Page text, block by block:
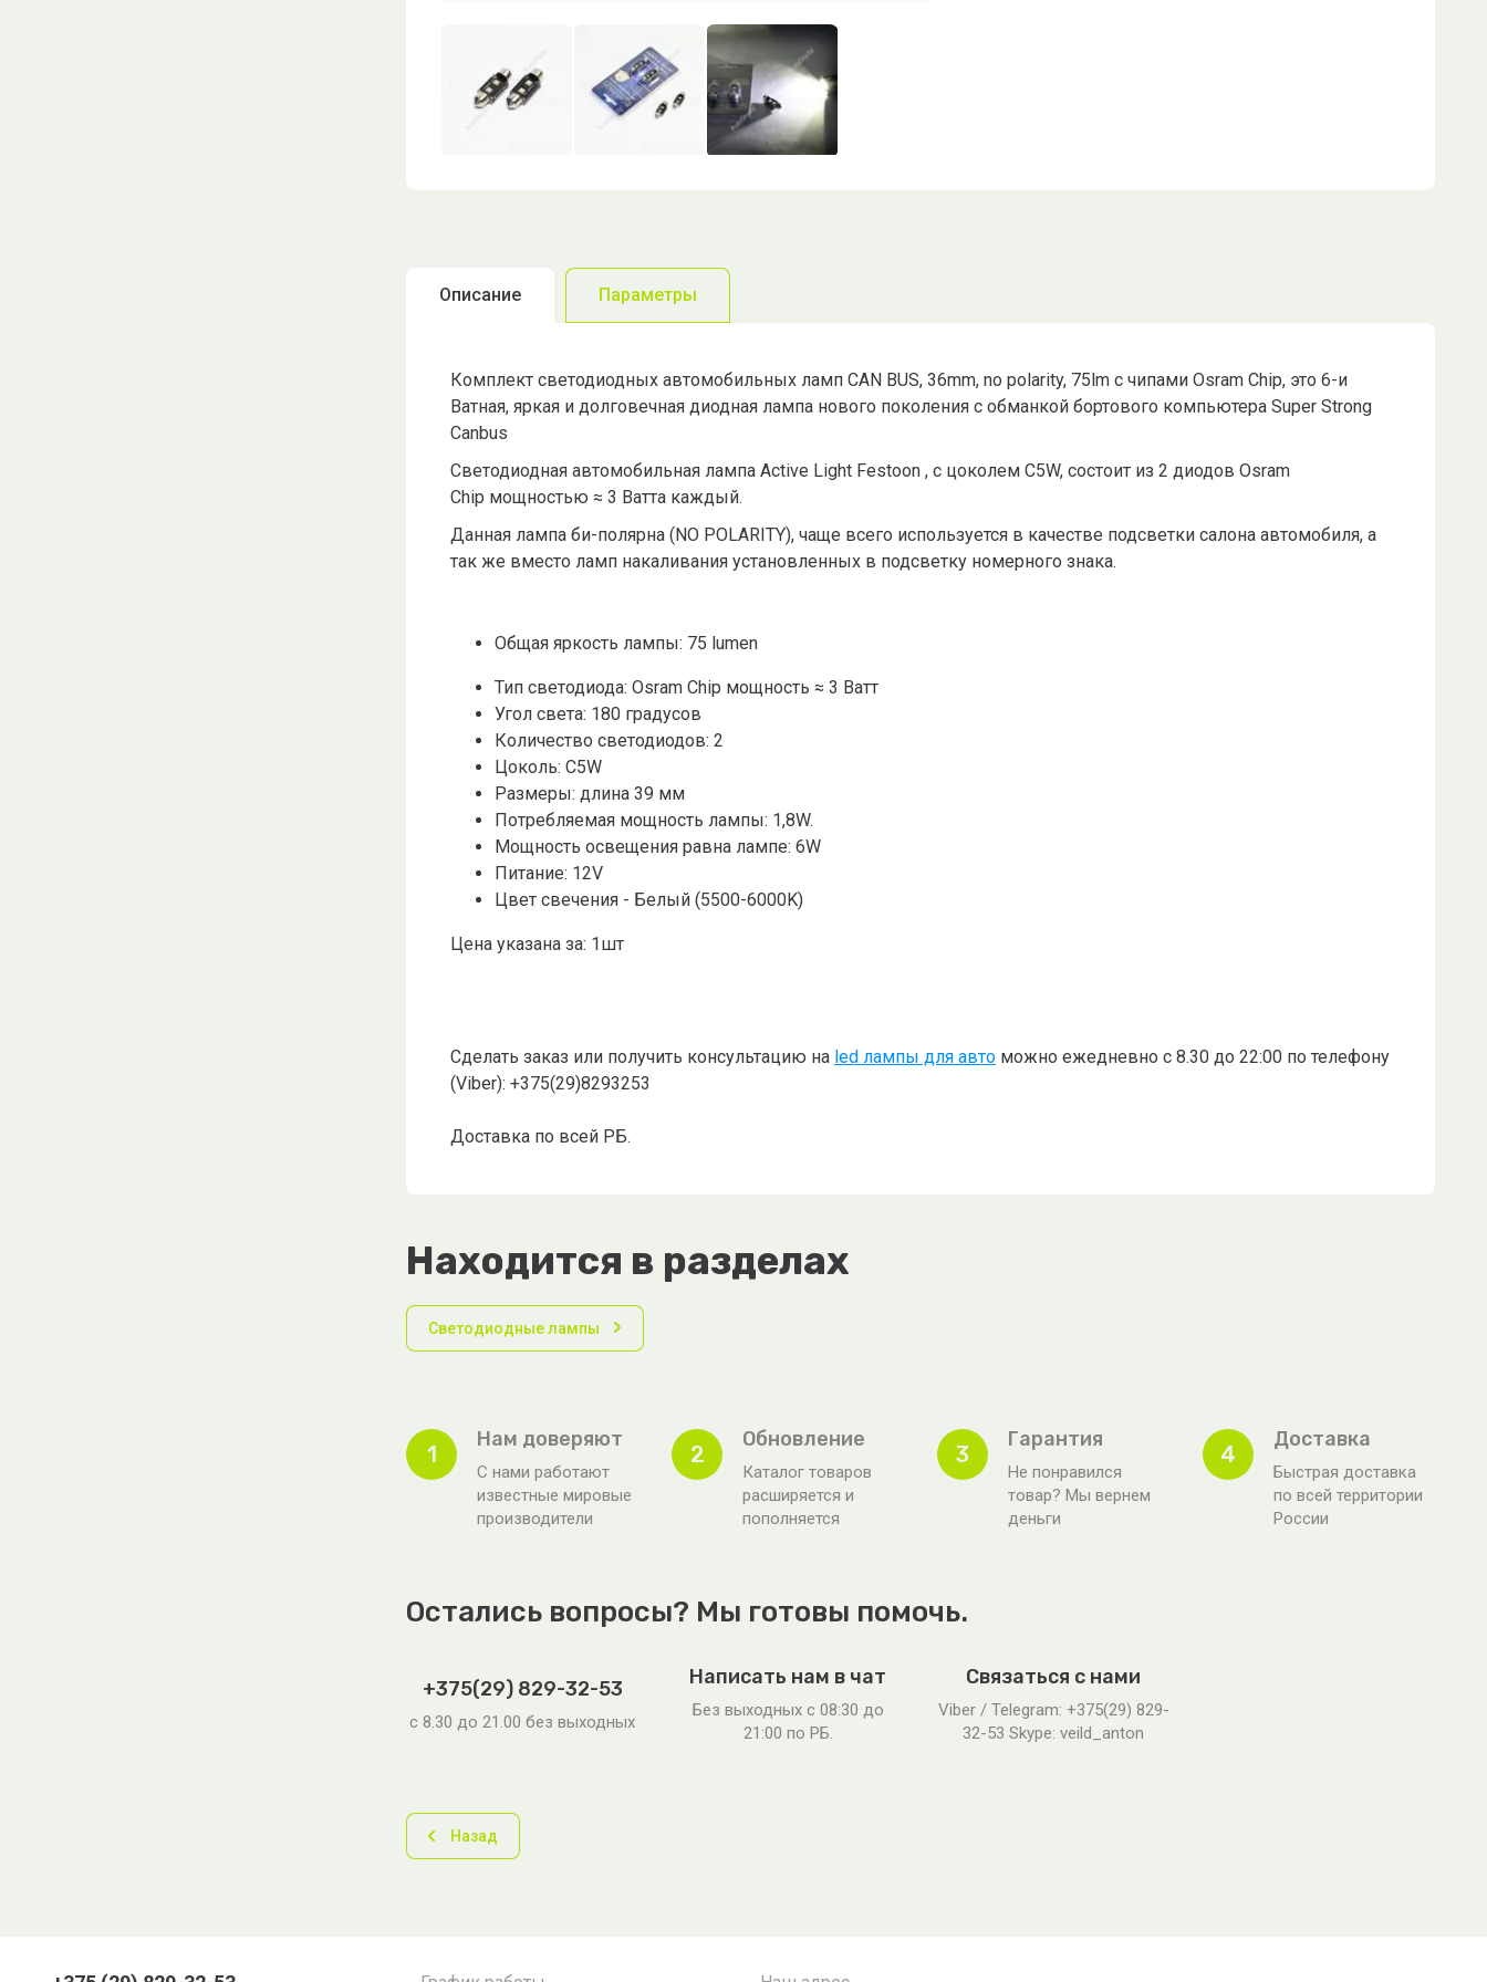
Описание Параметры
Комплект светодиодных автомобильных ламп CAN BUS, 36mm, no polarity, 75lm с чипами Osram Chip, это 6-и
Ватная, яркая и долговечная диодная лампа нового поколения с обманкой бортового компьютера Super Strong
Canbus
Светодиодная автомобильная лампа Active Light Festoon , с цоколем C5W, состоит из 2 диодов Osram
Chip мощностью ≈ 3 Ватта каждый.
Данная лампа би-полярна (NO POLARITY), чаще всего используется в качестве подсветки салона автомобиля, а
так же вместо ламп накаливания установленных в подсветку номерного знака.
Общая яркость лампы: 75 lumen
Тип светодиода: Osram Chip мощность ≈ 3 Ватт
Угол света: 180 градусов
Количество светодиодов: 2
Цоколь: C5W
Размеры: длина 39 мм
Потребляемая мощность лампы: 1,8W.
Мощность освещения равна лампе: 6W
Питание: 12V
Цвет свечения - Белый (5500-6000K)
Цена указана за: 1шт
Сделать заказ или получить консультацию на led лампы для авто можно ежедневно с 8.30 до 22:00 по телефону
(Viber): +375(29)8293253
Доставка по всей РБ.
Находится в разделах
Cветодиодные лампы
1
Нам доверяют
С нами работают
известные мировые
производители
2
Обновление
Каталог товаров
расширяется и
пополняется
3
Гарантия
Не понравился
товар? Мы вернем
деньги
4
Доставка
Быстрая доставка
по всей территории
России
Остались вопросы? Мы готовы помочь.
+375(29) 829-32-53
с 8.30 до 21.00 без выходных
Написать нам в чат
Без выходных c 08:30 до
21:00 по РБ.
Связаться с нами
Viber / Telegram: +375(29) 829-
32-53 Skype: veild_anton
Назад